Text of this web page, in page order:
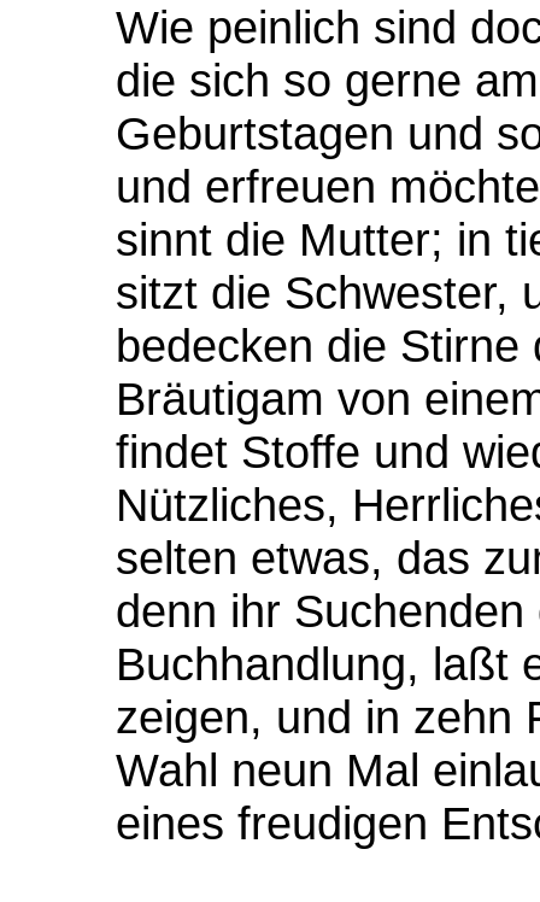
Wie peinlich sind
die sich so gerne
Geburtstagen und
und erfreuen
sinnt die Mutter; in
sitzt die Schwester,
bedecken die
Bräutigam von
findet Stoffe und
Nützliches,
selten etwas, das
denn ihr
Buchhandlung, laßt
zeigen, und in zehn
Wahl neun Mal
eines freudigen